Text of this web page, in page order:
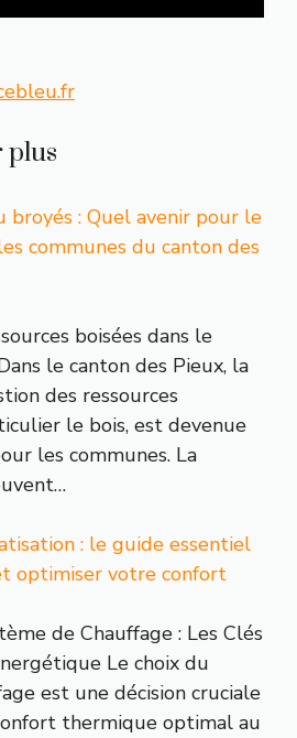
plus
broyés : Quel avenir pour le
communes du canton des
boisées dans le
le canton des Pieux, la
des ressources
le bois, est devenue
les communes. La
: le guide essentiel
optimiser votre confort
de Chauffage : Les Clés
Le choix du
est une décision cruciale
thermique optimal au